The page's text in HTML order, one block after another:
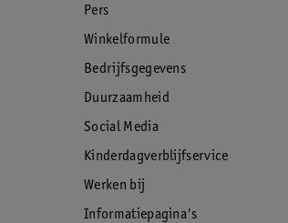
Pers
Winkelformule
Bedrijfsgegevens
Duurzaamheid
Social Media
Kinderdagverblijfservice
Werken bij
Informatiepagina's